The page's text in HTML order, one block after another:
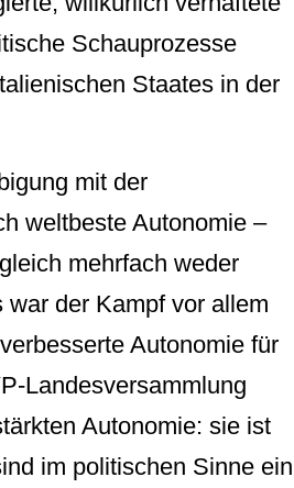
Schauprozesse
Staates in der
mit der
weltbeste Autonomie –
mehrfach weder
der Kampf vor allem
Autonomie für
Landesversammlung
Autonomie: sie ist
im politischen Sinne ein